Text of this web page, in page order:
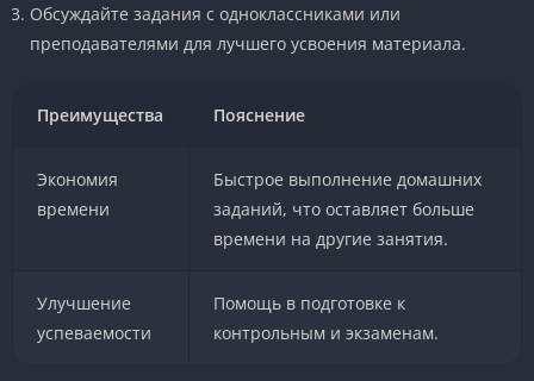
Обсуждайте задания с одноклассниками или
преподавателями для лучшего усвоения материала.
Преимущества Пояснение
Экономия
времени
Быстрое выполнение домашних
заданий, что оставляет больше
времени на другие занятия.
Улучшение
успеваемости
Помощь в подготовке к
контрольным и экзаменам.